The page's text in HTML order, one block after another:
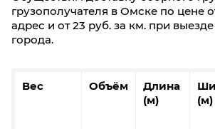
грузополучателя в Омске по цене
адрес и от 23 руб. за км. при
города.
Вес Объём
Длина
(м)
(м)